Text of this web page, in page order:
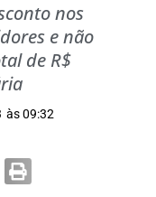
nos
e não
de R$
às 09:32